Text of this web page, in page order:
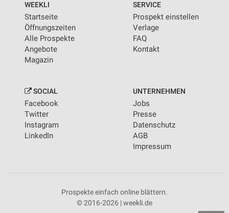
WEEKLI
Startseite
Öffnungszeiten
Alle Prospekte
Angebote
Magazin
SERVICE
Prospekt einstellen
Verlage
FAQ
Kontakt
SOCIAL
Facebook
Twitter
Instagram
LinkedIn
UNTERNEHMEN
Jobs
Presse
Datenschutz
AGB
Impressum
Prospekte einfach online blättern.
© 2016-2026 | weekli.de